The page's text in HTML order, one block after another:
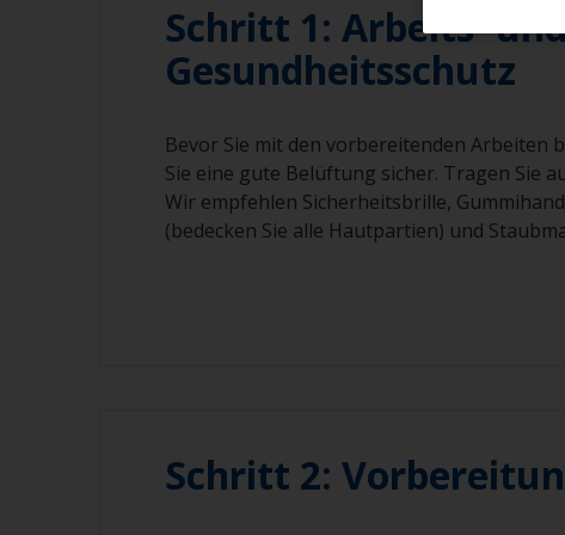
Schritt 1: Arbeits-
Gesundheitsschutz
Bevor Sie mit den vorbereitenden Arbeiten
Sie eine gute Belüftung sicher. Tragen Sie
Wir empfehlen Sicherheitsbrille,
(bedecken Sie alle Hautpartien) und
Schritt 2: